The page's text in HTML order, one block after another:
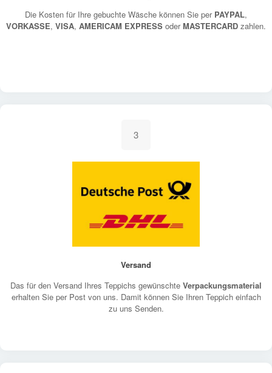
Die Kosten für Ihre gebuchte Wäsche können Sie per PAYPAL,
VORKASSE, VISA, AMERICAM EXPRESS oderMASTERCARD zahlen.
3
Versand
Das für den Versand Ihres Teppichs gewünschte Verpackungsmaterial
erhalten Sie per Post von uns. Damit können Sie Ihren Teppich einfach
zu uns Senden.